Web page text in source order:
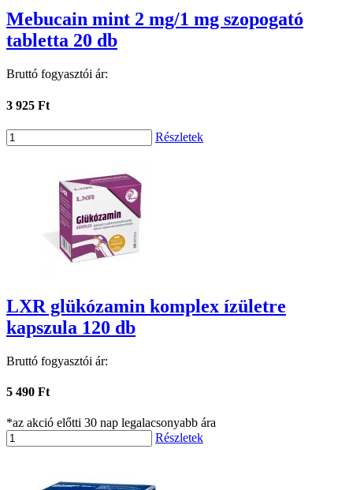
Mebucain mint 2 mg/1 mg szopogató
tabletta 20 db
Bruttó fogyasztói ár:
3 925 Ft
Részletek
LXR glükózamin komplex ízületre
kapszula 120 db
Bruttó fogyasztói ár:
5 490 Ft
*az akció előtti 30 nap legalacsonyabb ára
Részletek